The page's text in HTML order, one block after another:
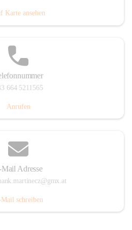
Karte ansehen
664 5211565
Anrufen
Mail Adresse
Mail schreiben